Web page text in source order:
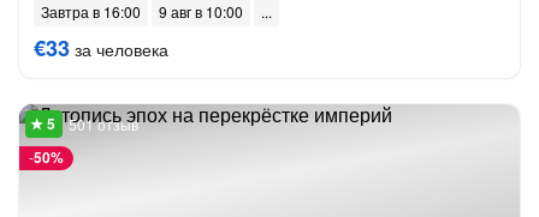
Завтра в 16:00 9 авг в 10:00
€33 за человека
-50%
501 отзыв